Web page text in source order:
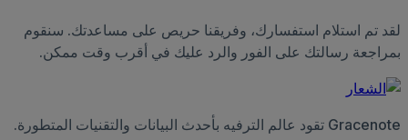
لقد تم استلام استفسارك، وفريقنا حريص على مساعدتك. سنقوم
بمراجعة رسالتك على الفور والرد عليك في أقرب وقت ممكن.
Gracenote تقود عالم الترفيه بأحدث البيانات والتقنيات المتطورة.